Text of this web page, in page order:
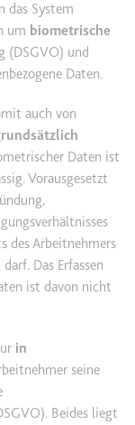
Effizienz
Website
über die
der
das System
um biometrische
(DSGVO) und
Daten.
auch von
Daten ist
Vorausgesetzt
des Arbeitnehmers
Das Erfassen
ist davon nicht
in
seine
Beides liegt